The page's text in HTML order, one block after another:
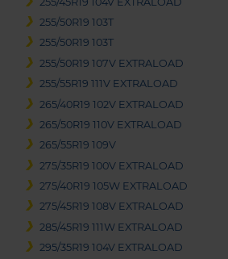
255/50R19 103T
255/50R19 103T
255/50R19 107V EXTRALOAD
255/55R19 111V EXTRALOAD
265/40R19 102V EXTRALOAD
265/50R19 110V EXTRALOAD
265/55R19 109V
275/35R19 100V EXTRALOAD
275/40R19 105W EXTRALOAD
275/45R19 108V EXTRALOAD
285/45R19 111W EXTRALOAD
295/35R19 104V EXTRALOAD